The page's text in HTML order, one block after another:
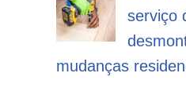
serviço
mudanças